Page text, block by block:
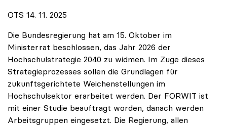
OTS 14. 11. 2025
Die Bundesregierung hat am 15. Oktober im
Ministerrat beschlossen, das Jahr 2026 der
Hochschulstrategie 2040 zu widmen. Im Zuge dieses
Strategieprozesses sollen die Grundlagen für
zukunftsgerichtete Weichenstellungen im
Hochschulsektor erarbeitet werden. Der FORWIT ist
mit einer Studie beauftragt worden, danach werden
Arbeitsgruppen eingesetzt. Die Regierung, allen